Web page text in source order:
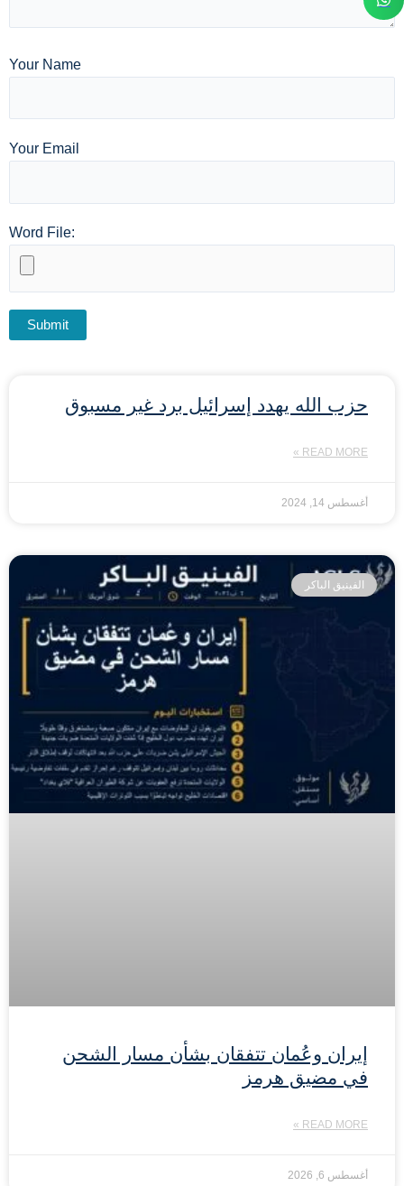
Your Name
Your Email
Word File:
حزب الله يهدد إسرائيل برد غير مسبوق
READ MORE »
أغسطس 14, 2024
الفينيق الباكر
إيران وعُمان تتفقان بشأن مسار الشحن
في مضيق هرمز
READ MORE »
أغسطس 6, 2026